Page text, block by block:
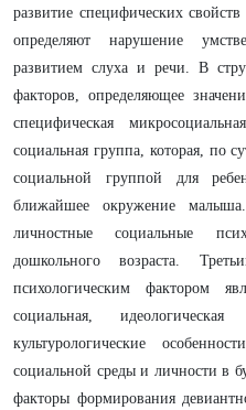
развитие специфических
определяют нарушение
развитием слуха и речи. В
факторов, определяющее
специфическая
социальная группа, которая, по
социальной группой для
ближайшее окружение
личностные социальные
дошкольного возраста.
психологическим фактором
социальная,
культурологические
социальной среды и личности в
факторы формирования